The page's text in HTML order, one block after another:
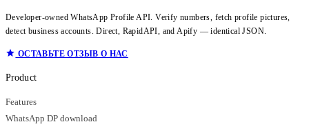
Developer-owned WhatsApp Profile API. Verify numbers, fetch profile pictures,
detect business accounts. Direct, RapidAPI, and Apify — identical JSON.
ОСТАВЬТЕ ОТЗЫВ О НАС
Product
Features
WhatsApp DP download